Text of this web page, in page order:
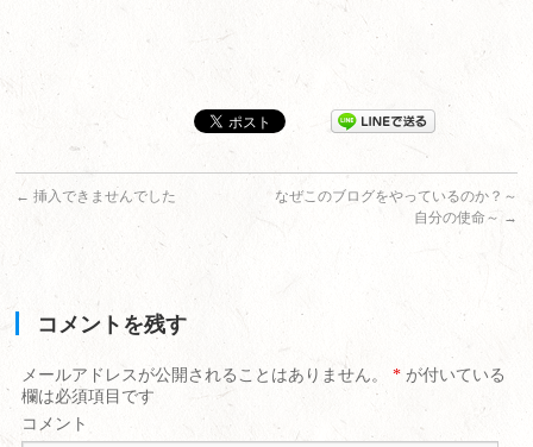
← 挿入できませんでした
なぜこのブログをやっているのか？～
自分の使命～ →
コメントを残す
メールアドレスが公開されることはありません。 * が付いている
欄は必須項目です
コメント